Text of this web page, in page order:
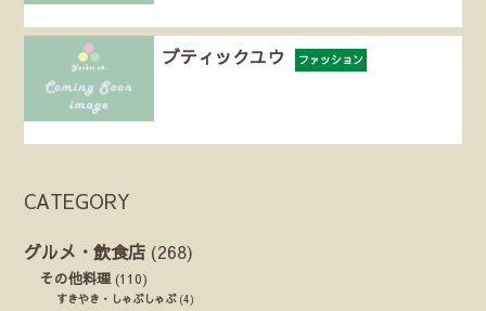
ブティックユウ ファッション
CATEGORY
グルメ・飲食店 (268)
その他料理 (110)
すきやき・しゃぶしゃぶ(4)